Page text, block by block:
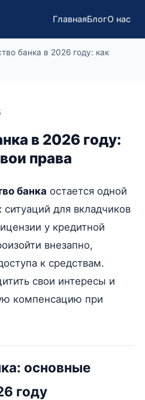
ГлавнаяБлогО нас
банка в 2026 году: как
в 2026 году:
права
банка остается одной
для вкладчиков
у кредитной
внезапно,
к средствам.
свои интересы и
компенсацию при
основные
году